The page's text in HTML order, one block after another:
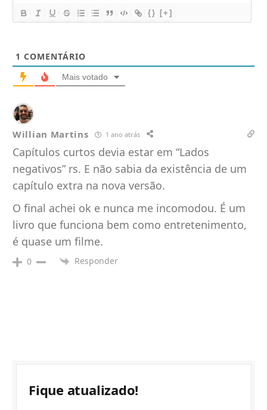
{} [+]
1 COMENTÁRIO
Mais votado
Willian Martins 1 ano atrás
Capítulos curtos devia estar em “Lados
negativos” rs. E não sabia da existência de um
capítulo extra na nova versão.
O final achei ok e nunca me incomodou. É um
livro que funciona bem como entretenimento,
é quase um filme.
0 Responder
Fique atualizado!